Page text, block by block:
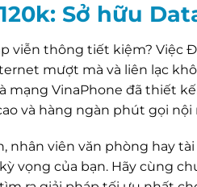
Sở hữu
viễn thông tiết kiệm? Việc
mượt mà và liên lạc
mạng VinaPhone đã thiết
và hàng ngàn phút gọi
nhân viên văn phòng hay
vọng của bạn. Hãy cùng